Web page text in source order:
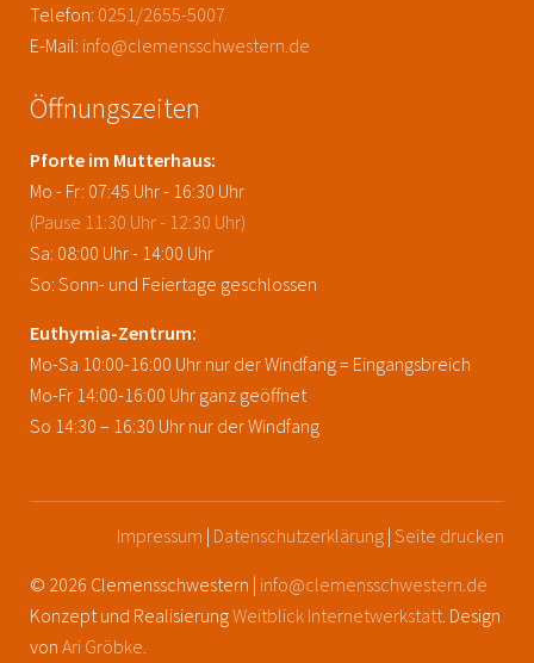
Telefon: 0251/2655-5007
E-Mail: info@clemensschwestern.de
Öffnungszeiten
Pforte im Mutterhaus:
Mo - Fr: 07:45 Uhr - 16:30 Uhr
(Pause 11:30 Uhr - 12:30 Uhr)
Sa: 08:00 Uhr - 14:00 Uhr
So: Sonn- und Feiertage geschlossen
Euthymia-Zentrum:
Mo-Sa 10:00-16:00 Uhr nur der Windfang = Eingangsbreich
Mo-Fr 14:00-16:00 Uhr ganz geöffnet
So 14:30 – 16:30 Uhr nur der Windfang
Impressum | Datenschutzerklärung | Seite drucken
© 2026 Clemensschwestern | info@clemensschwestern.de
Konzept und RealisierungWeitblick Internetwerkstatt . Design
von Ari Gröbke